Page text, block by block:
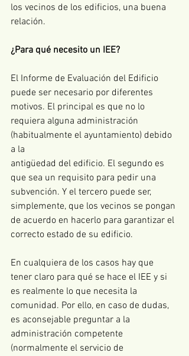
los vecinos de los edificios, una buena
relación.
¿Para qué necesito un IEE?
El Informe de Evaluación del Edificio
puede ser necesario por diferentes
motivos. El principal es que no lo
requiera alguna administración
(habitualmente el ayuntamiento) debido
a la
antigüedad del edificio. El segundo es
que sea un requisito para pedir una
subvención. Y el tercero puede ser,
simplemente, que los vecinos se pongan
de acuerdo en hacerlo para garantizar el
correcto estado de su edificio.
En cualquiera de los casos hay que
tener claro para qué se hace el IEE y si
es realmente lo que necesita la
comunidad. Por ello, en caso de dudas,
es aconsejable preguntar a la
administración competente
(normalmente el servicio de